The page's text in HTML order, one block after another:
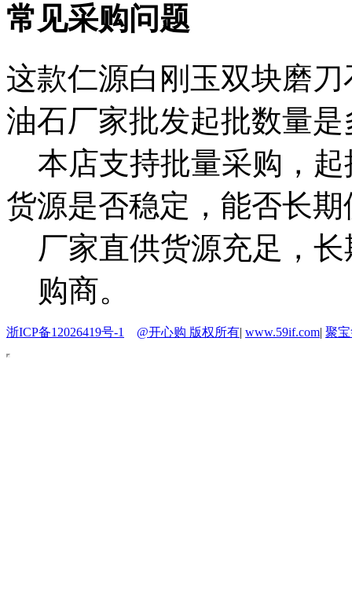
常见采购问题
这款仁源白刚玉双块磨
油石厂家批发起批数量是
本店支持批量采购，
货源是否稳定，能否长期
厂家直供货源充足，
购商。
浙ICP备12026419号-1 @开心购 版权所有| www.59if.com| 聚